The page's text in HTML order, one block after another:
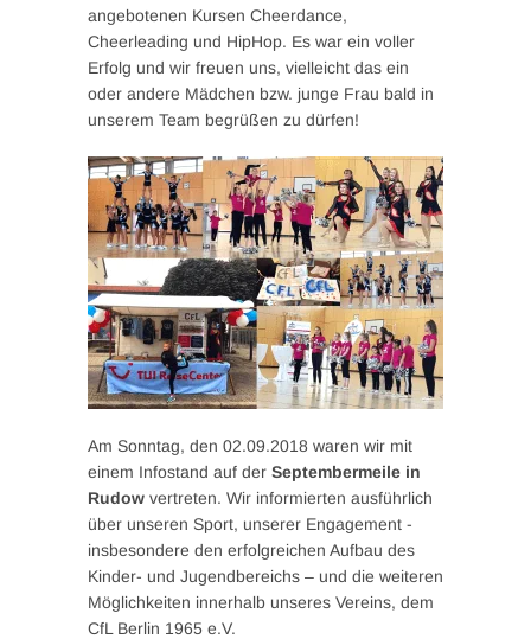
angebotenen Kursen Cheerdance,
Cheerleading und HipHop. Es war ein voller
Erfolg und wir freuen uns, vielleicht das ein
oder andere Mädchen bzw. junge Frau bald in
unserem Team begrüßen zu dürfen!
Am Sonntag, den 02.09.2018 waren wir mit
einem Infostand auf der Septembermeile in
Rudow vertreten. Wir informierten ausführlich
über unseren Sport, unserer Engagement -
insbesondere den erfolgreichen Aufbau des
Kinder- und Jugendbereichs – und die weiteren
Möglichkeiten innerhalb unseres Vereins, dem
CfL Berlin 1965 e.V.